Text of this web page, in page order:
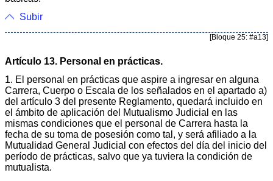
Subir
[Bloque 25: #a13]
Artículo 13. Personal en prácticas.
1. El personal en prácticas que aspire a ingresar en alguna
Carrera, Cuerpo o Escala de los señalados en el apartado a)
del artículo 3 del presente Reglamento, quedará incluido en
el ámbito de aplicación del Mutualismo Judicial en las
mismas condiciones que el personal de Carrera hasta la
fecha de su toma de posesión como tal, y será afiliado a la
Mutualidad General Judicial con efectos del día del inicio del
período de prácticas, salvo que ya tuviera la condición de
mutualista.